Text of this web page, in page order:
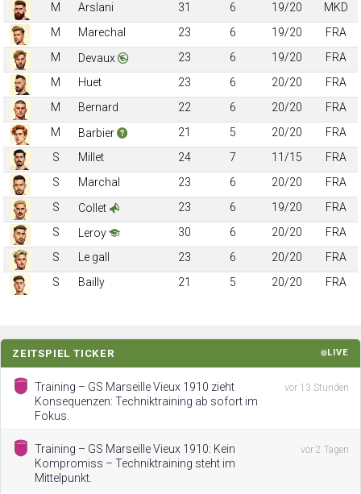
M
Arslani 31 6 19/20
MKD
M
Marechal 23 6 19/20
FRA
M
Devaux 23 6 19/20
FRA
M
Huet 23 6 20/20
FRA
M
Bernard 22 6 20/20
FRA
M
Barbier 21 5 20/20
FRA
S
Millet 24 7 11/15
FRA
S
Marchal 23 6 20/20
FRA
S
Collet 23 6 19/20
FRA
S
Leroy 30 6 20/20
FRA
S
Le gall 23 6 20/20
FRA
S
Bailly 21 5 20/20 FRA
ZEITSPIEL TICKER LIVE
Training – GS Marseille Vieux 1910 zieht
Konsequenzen: Techniktraining ab sofort im
Fokus.
vor 13 Stunden
Training – GS Marseille Vieux 1910: Kein
Kompromiss – Techniktraining steht im
Mittelpunkt.
vor 2 Tagen